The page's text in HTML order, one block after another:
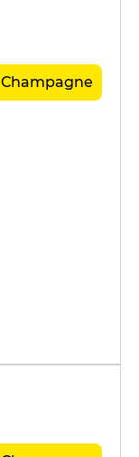
Champagne